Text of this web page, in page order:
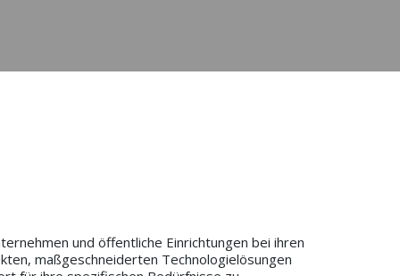
und öffentliche Einrichtungen bei ihren
maßgeschneiderten Technologielösungen